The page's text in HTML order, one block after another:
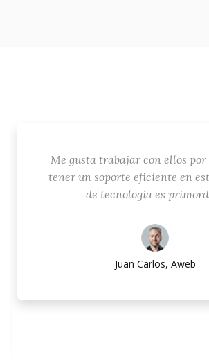
Me gusta trabajar con ellos por
tener un soporte eficiente en
de tecnología es
Juan Carlos, Aweb